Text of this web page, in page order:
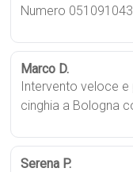
Numero
Marco D.
Intervento veloce e
cinghia a Bologna
Serena P.